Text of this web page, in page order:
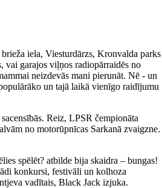
iela, Viesturdārzs, Kronvalda parks
vai garajos viļņos radiopārraidēs no
neizdevās mani pierunāt. Nē - un
un tajā laikā vienīgo raidījumu
Reiz, LPSR čempionāta
no motorūpnīcas Sarkanā zvaigzne.
spēlēt? atbilde bija skaidra – bungas!
konkursi, festivāli un kolhoza
vadītais, Black Jack izjuka.